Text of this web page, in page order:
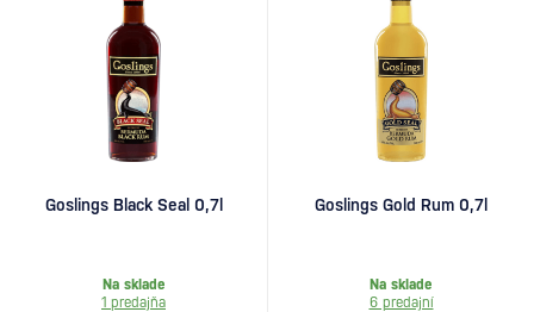
Goslings Black Seal 0,7l
Na sklade
1 predajňa
Goslings Gold Rum 0,7l
Na sklade
6 predajní